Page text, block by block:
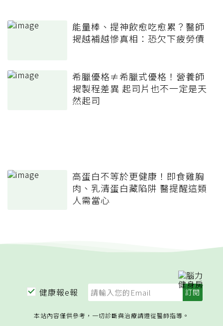
能量棒、提神飲愈吃愈累？醫師
揭越補越慘真相：恐欠下疲勞債
希臘優格≠希臘式優格！營養師
揭製程差異 起司片也不一定是天
然起司
高蛋白不等於更健康！即食雞胸
肉、乳清蛋白藏陷阱 醫提醒這類
人需當心
健康報e報
本站內容僅供參考，一切診斷與治療請遵從醫師指導。